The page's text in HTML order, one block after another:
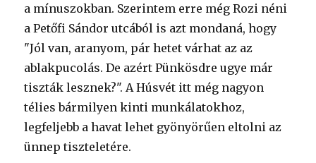
a mínuszokban. Szerintem erre még Rozi néni
a Petőfi Sándor utcából is azt mondaná, hogy
"Jól van, aranyom, pár hetet várhat az az
ablakpucolás. De azért Pünkösdre ugye már
tiszták lesznek?". A Húsvét itt még nagyon
télies bármilyen kinti munkálatokhoz,
legfeljebb a havat lehet gyönyörűen eltolni az
ünnep tiszteletére.